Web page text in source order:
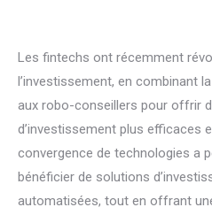
Les fintechs ont récemment
l’investissement, en combinant
aux robo-conseillers pour offrir
d’investissement plus efficaces
convergence de technologies a
bénéficier de solutions
automatisées, tout en offrant